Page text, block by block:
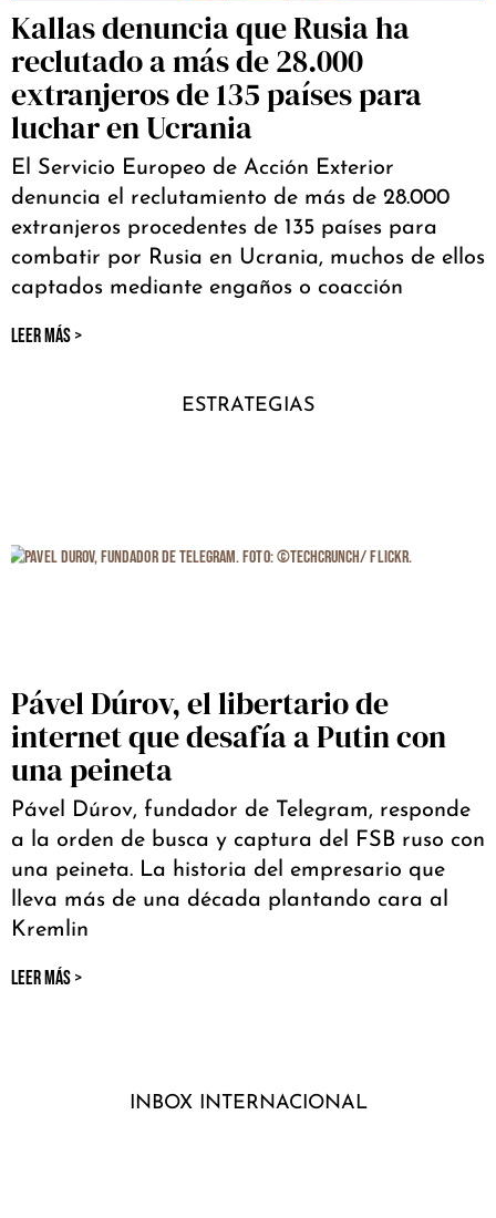
Kallas denuncia que Rusia ha
reclutado a más de 28.000
extranjeros de 135 países para
luchar en Ucrania
El Servicio Europeo de Acción Exterior
denuncia el reclutamiento de más de 28.000
extranjeros procedentes de 135 países para
combatir por Rusia en Ucrania, muchos de ellos
captados mediante engaños o coacción
LEER MÁS >
ESTRATEGIAS
Pável Dúrov, el libertario de
internet que desafía a Putin con
una peineta
Pável Dúrov, fundador de Telegram, responde
a la orden de busca y captura del FSB ruso con
una peineta. La historia del empresario que
lleva más de una década plantando cara al
Kremlin
LEER MÁS >
INBOX INTERNACIONAL